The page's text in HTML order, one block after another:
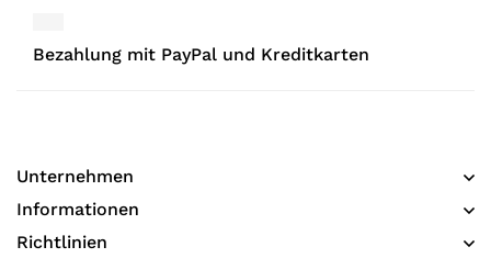
Bezahlung mit PayPal und Kreditkarten
Unternehmen
Informationen​
Richtlinien